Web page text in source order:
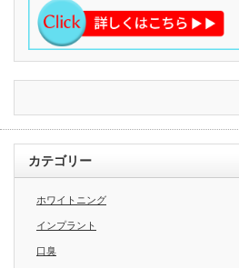
カテゴリー
ホワイトニング
インプラント
口臭